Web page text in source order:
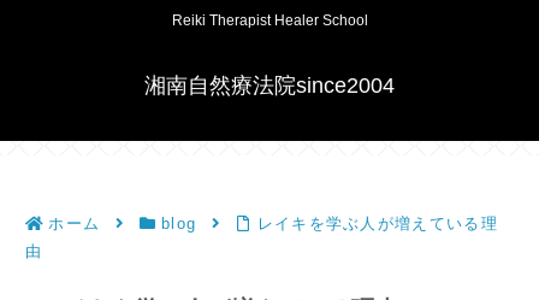
Reiki Therapist Healer School
湘南自然療法院since2004
ホーム blog
レイキを学ぶ人が増えている理
由